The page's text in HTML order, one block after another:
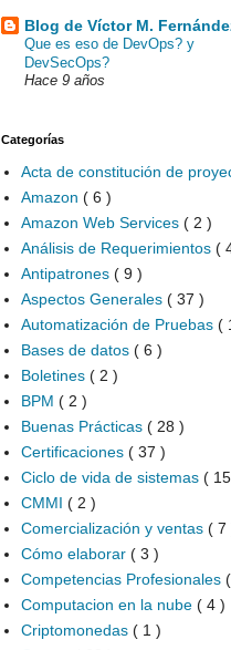
Blog de Víctor M.
Que es eso de DevOps? y
DevSecOps?
Hace 9 años
Categorías
Acta de constitución de
Amazon ( 6 )
Amazon Web Services ( 2 )
Análisis de Requerimientos (
Antipatrones ( 9 )
Aspectos Generales ( 37 )
Automatización de Pruebas (
Bases de datos ( 6 )
Boletines ( 2 )
BPM ( 2 )
Buenas Prácticas ( 28 )
Certificaciones ( 37 )
Ciclo de vida de sistemas (
CMMI ( 2 )
Comercialización y ventas ( 7
Cómo elaborar ( 3 )
Competencias Profesionales
Computacion en la nube ( 4 )
Criptomonedas ( 1 )